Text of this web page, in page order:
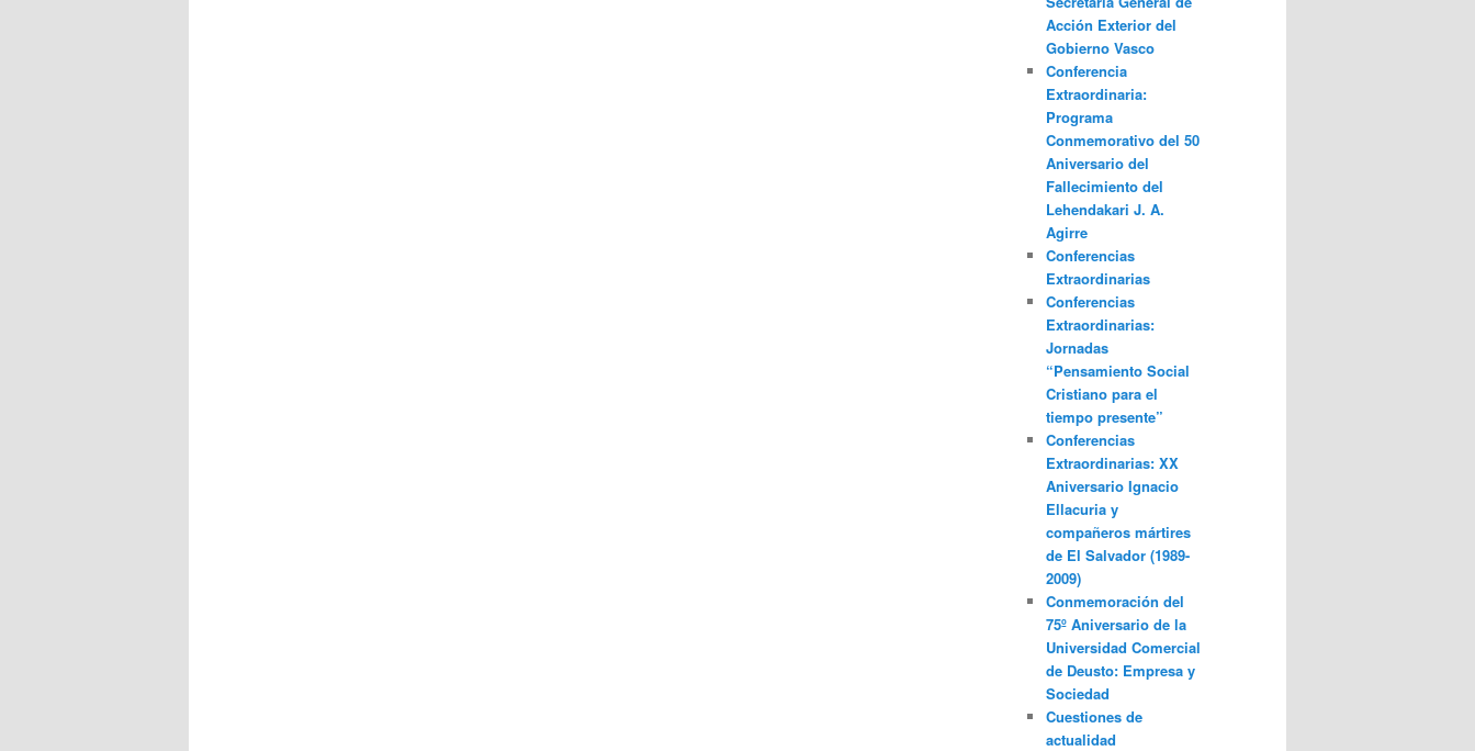
Acción Exterior del
Gobierno Vasco
Conferencia
Extraordinaria:
Programa
Conmemorativo del 50
Aniversario del
Fallecimiento del
Lehendakari J. A.
Agirre
Conferencias
Extraordinarias
Conferencias
Extraordinarias:
Jornadas
“Pensamiento Social
Cristiano para el
tiempo presente”
Conferencias
Extraordinarias: XX
Aniversario Ignacio
Ellacuria y
compañeros mártires
de El Salvador (1989-
2009)
Conmemoración del
75º Aniversario de la
Universidad Comercial
de Deusto: Empresa y
Sociedad
Cuestiones de
actualidad